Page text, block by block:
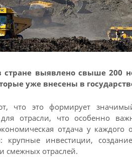
стране выявлено свыше 200
уже внесены в
что это формирует
отрасли, что особенно
отдача у
крупные инвестиции,
смежных отраслей.